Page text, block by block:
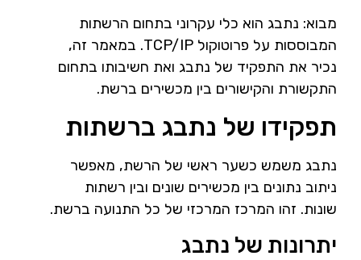
מבוא: נתבג הוא כלי עקרוני בתחום הרשתות
המבוססות על פרוטוקול TCP/IP. במאמר זה,
נכיר את התפקיד של נתבג ואת חשיבותו בתחום
התקשורת והקישורים בין מכשירים ברשת.
תפקידו של נתבג ברשתות
נתבג משמש כשער ראשי של הרשת, מאפשר
ניתוב נתונים בין מכשירים שונים ובין רשתות
שונות. זהו המרכז המרכזי של כל התנועה ברשת.
יתרונות של נתבג